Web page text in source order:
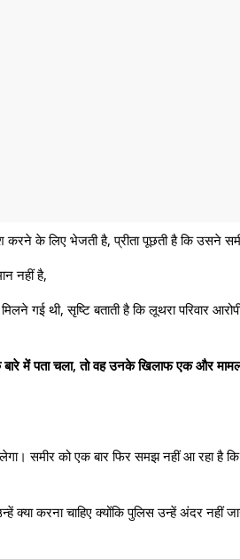
के लिए भेजती है, प्रीता पूछती है कि उसने
नहीं है,
गई थी, सृष्टि बताती है कि लूथरा परिवार
में पता चला, तो वह उनके खिलाफ एक और
समीर को एक बार फिर समझ नहीं आ रहा है
करना चाहिए क्योंकि पुलिस उन्हें अंदर नहीं